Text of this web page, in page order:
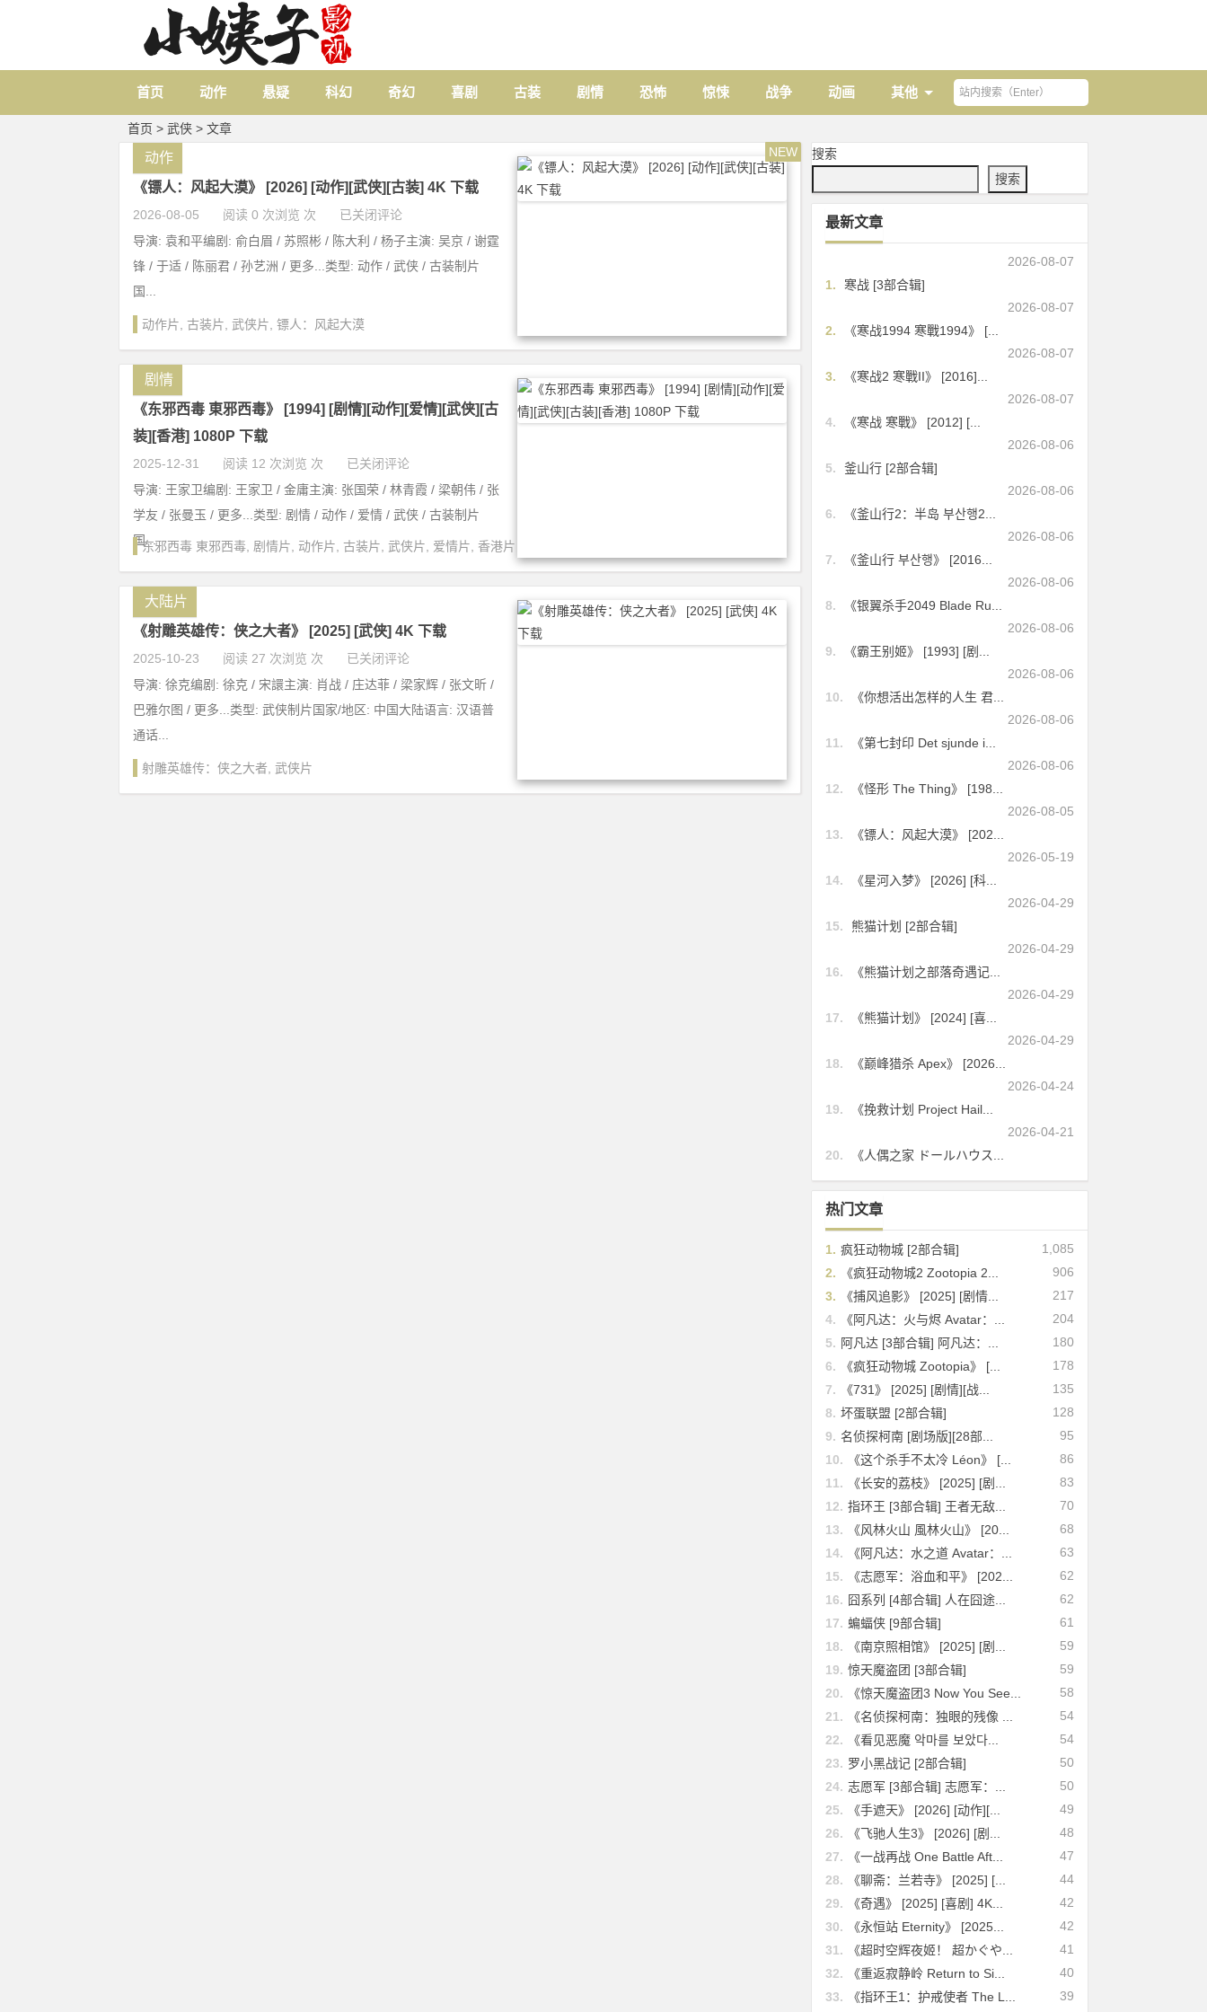
首页 动作 悬疑 科幻 奇幻 喜剧 古装 剧情 恐怖 惊悚 战争 动画 其他
首页 > 武侠 > 文章
NEW
《镖人：风起大漠》 [2026] [动作][武侠][古装] 4K 下载
2026-08-05 阅读 0 次浏览 次 已关闭评论
动作
导演: 袁和平编剧: 俞白眉 / 苏照彬 / 陈大利 / 杨子主演: 吴京 / 谢霆
锋 / 于适 / 陈丽君 / 孙艺洲 / 更多...类型: 动作 / 武侠 / 古装制片
国...
动作片 古装片 武侠片 镖人：风起大漠
《东邪西毒 東邪西毒》 [1994] [剧情][动作][爱情][武侠][古
装][香港] 1080P 下载
2025-12-31 阅读 12 次浏览 次 已关闭评论
剧情
导演: 王家卫编剧: 王家卫 / 金庸主演: 张国荣 / 林青霞 / 梁朝伟 / 张
学友 / 张曼玉 / 更多...类型: 剧情 / 动作 / 爱情 / 武侠 / 古装制片
国...
东邪西毒 東邪西毒 剧情片 动作片 古装片 武侠片 爱情片 香港片
《射雕英雄传：侠之大者》 [2025] [武侠] 4K 下载
2025-10-23 阅读 27 次浏览 次 已关闭评论
大陆片
导演: 徐克编剧: 徐克 / 宋譞主演: 肖战 / 庄达菲 / 梁家辉 / 张文昕 /
巴雅尔图 / 更多...类型: 武侠制片国家/地区: 中国大陆语言: 汉语普
通话...
射雕英雄传：侠之大者 武侠片
搜索
搜索
最新文章
2026-08-07
1.
寒战 [3部合辑]
2026-08-07
2.
《寒战1994 寒戰1994》 [...
2026-08-07
3.
《寒战2 寒戰II》 [2016]...
2026-08-07
4.
《寒战 寒戰》 [2012] [...
2026-08-06
5.
釜山行 [2部合辑]
2026-08-06
6.
《釜山行2：半岛 부산행2...
2026-08-06
7.
《釜山行 부산행》 [2016...
2026-08-06
8.
《银翼杀手2049 Blade Ru...
2026-08-06
9.
《霸王别姬》 [1993] [剧...
2026-08-06
10.
《你想活出怎样的人生 君...
2026-08-06
11.
《第七封印 Det sjunde i...
2026-08-06
12.
《怪形 The Thing》 [198...
2026-08-05
13.
《镖人：风起大漠》 [202...
2026-05-19
14.
《星河入梦》 [2026] [科...
2026-04-29
15.
熊猫计划 [2部合辑]
2026-04-29
16.
《熊猫计划之部落奇遇记...
2026-04-29
17.
《熊猫计划》 [2024] [喜...
2026-04-29
18.
《巅峰猎杀 Apex》 [2026...
2026-04-24
19.
《挽救计划 Project Hail...
2026-04-21
20.
《人偶之家 ドールハウス...
热门文章
1,085
1. 疯狂动物城 [2部合辑]
906
2.
《疯狂动物城2 Zootopia 2...
217
3.
《捕风追影》 [2025] [剧情...
204
4.
《阿凡达：火与烬 Avatar：...
180
5. 阿凡达 [3部合辑] 阿凡达：...
178
6.
《疯狂动物城 Zootopia》 [...
135
7.
《731》 [2025] [剧情][战...
128
8. 坏蛋联盟 [2部合辑]
95
9. 名侦探柯南 [剧场版][28部...
86
10.
《这个杀手不太冷 Léon》 [...
83
11.
《长安的荔枝》 [2025] [剧...
70
12. 指环王 [3部合辑] 王者无敌...
68
13.
《风林火山 風林火山》 [20...
63
14.
《阿凡达：水之道 Avatar：...
62
15.
《志愿军：浴血和平》 [202...
62
16. 囧系列 [4部合辑] 人在囧途...
61
17. 蝙蝠侠 [9部合辑]
59
18.
《南京照相馆》 [2025] [剧...
59
19. 惊天魔盗团 [3部合辑]
58
20.
《惊天魔盗团3 Now You See...
54
21.
《名侦探柯南：独眼的残像 ...
54
22.
《看见恶魔 악마를 보았다...
50
23. 罗小黑战记 [2部合辑]
50
24. 志愿军 [3部合辑] 志愿军：...
49
25.
《手遮天》 [2026] [动作][...
48
26.
《飞驰人生3》 [2026] [剧...
47
27.
《一战再战 One Battle Aft...
44
28.
《聊斋：兰若寺》 [2025] [...
42
29.
《奇遇》 [2025] [喜剧] 4K...
42
30.
《永恒站 Eternity》 [2025...
41
31.
《超时空辉夜姬！ 超かぐや...
40
32.
《重返寂静岭 Return to Si...
39
33. 《指环王1：护戒使者 The L...